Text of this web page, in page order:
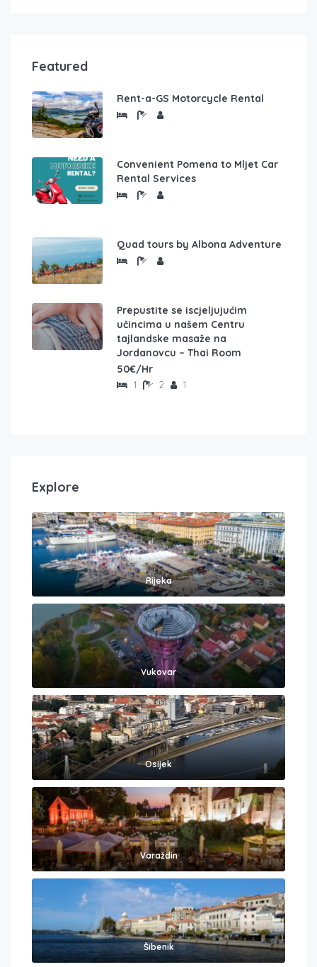
Featured
Rent-a-GS Motorcycle Rental
Convenient Pomena to Mljet Car
Rental Services
Quad tours by Albona Adventure
Prepustite se iscjeljujućim
učincima u našem Centru
tajlandske masaže na
Jordanovcu – Thai Room
50€/Hr
1 2 1
Explore
Rijeka
Vukovar
Osijek
Varaždin
Šibenik